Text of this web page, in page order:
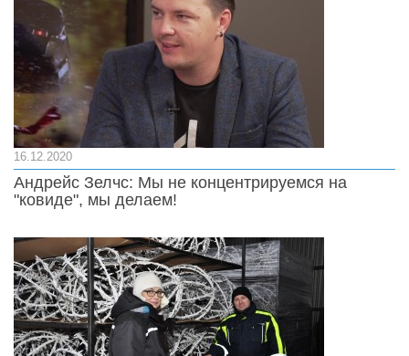
16.12.2020
Андрейс Зелчс: Мы не концентрируемся на
"ковиде", мы делаем!